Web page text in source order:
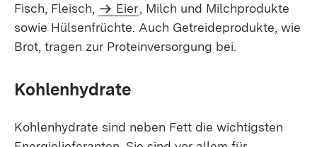
Fisch, Fleisch,
Eier, Milch und Milchprodukte
sowie Hülsenfrüchte. Auch Getreideprodukte, wie
Brot, tragen zur Proteinversorgung bei.
Kohlenhydrate
Kohlenhydrate sind neben Fett die wichtigsten